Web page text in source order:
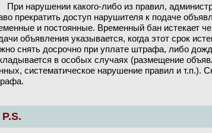
При нарушении какого-либо из правил,
прекратить доступ нарушителя к подаче
и постоянные. Временный бан истекает
объявления указывается, когда этот срок
снять досрочно при уплате штрафа, либо
в особых случаях (размещение
систематическое нарушение правил и т.п.).
P.S.